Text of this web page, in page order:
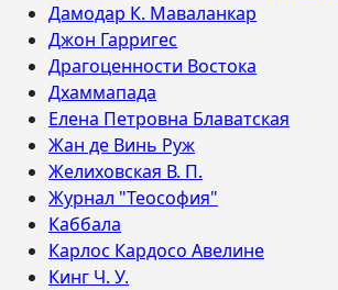
Дамодар К. Маваланкар
Джон Гарригес
Драгоценности Востока
Дхаммапада
Елена Петровна Блаватская
Жан де Винь Руж
Желиховская В. П.
Журнал "Теософия"
Каббала
Карлос Кардосо Авелине
Кинг Ч. У.